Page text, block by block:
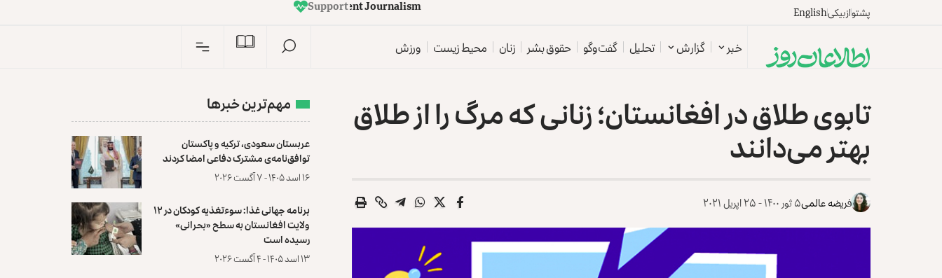
پشتوازبیکیEnglish
m
s
i
l
a
n
r
u
o
J
t
n
e
d
n
e
p
e
d
n
I Support
خبر گزارش تحلیل گفت‌وگو حقوق بشر زنان محیط زیست ورزش
تابوی طلاق در افغانستان؛ زنانی که مرگ را از طلاق
بهتر می‌دانند
فریضه عالمی۵ ثور ۱۴۰۰ - ۲۵ اپریل ۲۰۲۱
مهم‌ترین خبرها
عربستان سعودی، ترکیه و پاکستان
توافق‌نامه‌ی مشترک دفاعی امضا کردند
۱۶ اسد ۱۴۰۵ - ۷ آگست ۲۰۲۶
برنامه جهانی غذا: سوءتغذیه کودکان در ۱۲
ولایت افغانستان به سطح «بحرانی»
رسیده است
۱۳ اسد ۱۴۰۵ - ۴ آگست ۲۰۲۶